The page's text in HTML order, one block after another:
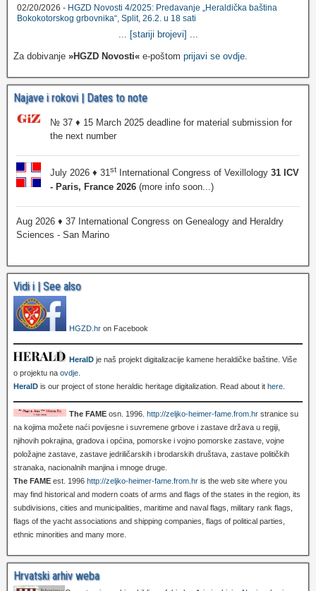
02/20/2026 - HGZD Novosti 4/2025: Predavanje „Heraldička baština
Bokokotorskog grbovnika“, Split, 26.2. u 18 sati
... [stariji brojevi] ...
Za dobivanje »HGZD Novosti« e-poštom prijavi se ovdje.
Najave i rokovi | Dates to note
№ 37 ♦ 15 March 2025 deadline for material submission for
the next number
July 2026 ♦ 31st International Congress of Vexillology 31 ICV
- Paris, France 2026 (more info soon...)
Aug 2026 ♦ 37 International Congress on Genealogy and Heraldry
Sciences - San Marino
Vidi i | See also
HGZD.hr on Facebook
HeralD je naš projekt digitalizacije kamene heraldičke baštine. Više
o projektu na ovdje
HeralD is our project of stone heraldic heritage digitalization. Read about it here
The FAME osn. 1996. http://zeljko-heimer-fame.from.hr stranice su
na kojima možete naći povijesne i suvremene grbove i zastave država u regiji,
njihovih pokrajina, gradova i općina, pomorske i vojno pomorske zastave, vojne
položajne zastave, zastave jedriličarskih i brodarskih društava, zastave političkih
stranaka, nacionalnih manjina i mnoge druge.
The FAME est. 1996 http://zeljko-heimer-fame.from.hr is the web site where you
may find historical and modern coats of arms and flags of the states in the region, its
subdivisions, cities and municipalities, maritime and naval flags, military rank flags,
flags of the yacht associations and shipping companies, flags of political parties,
ethnic minorities and many more.
Hrvatski arhiv weba